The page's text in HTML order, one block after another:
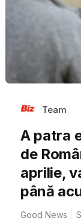
Team
A patra
de
aprilie,
până
Good News